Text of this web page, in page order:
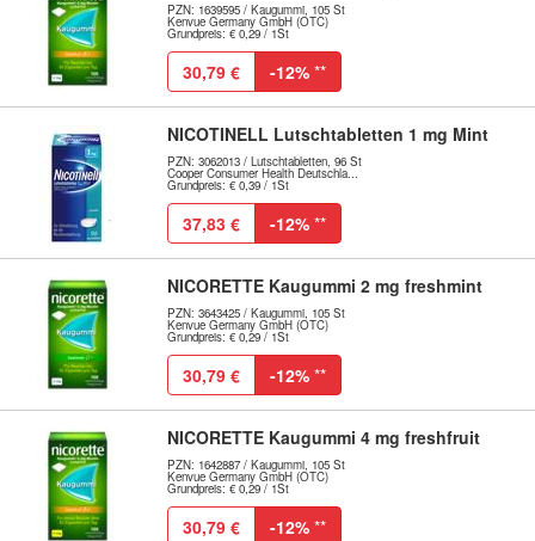
PZN: 1639595 / Kaugummi, 105 St
Kenvue Germany GmbH (OTC)
Grundpreis: € 0,29 / 1St
30,79 € -12% **
NICOTINELL Lutschtabletten 1 mg Mint
PZN: 3062013 / Lutschtabletten, 96 St
Cooper Consumer Health Deutschla...
Grundpreis: € 0,39 / 1St
37,83 € -12% **
NICORETTE Kaugummi 2 mg freshmint
PZN: 3643425 / Kaugummi, 105 St
Kenvue Germany GmbH (OTC)
Grundpreis: € 0,29 / 1St
30,79 € -12% **
NICORETTE Kaugummi 4 mg freshfruit
PZN: 1642887 / Kaugummi, 105 St
Kenvue Germany GmbH (OTC)
Grundpreis: € 0,29 / 1St
30,79 € -12% **